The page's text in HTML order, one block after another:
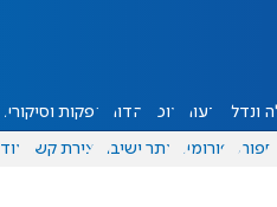
ונדל"ן דעות אוכל יהדות הפקות וסיקורים
ספורט פורומים אתר ישיבה יצירת קשר עוד